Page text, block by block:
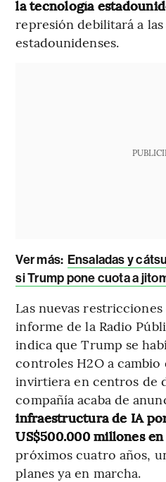
la tecnología
represión debilitará a las
estadounidenses.
Ver más: Ensaladas y
si Trump pone cuota a
Las nuevas
informe de la Radio
indica que Trump se
controles H2O a cambio
invirtiera en centros de
compañía acaba de
infraestructura de IA
US$500.000 millones en
próximos cuatro años,
planes ya en marcha.